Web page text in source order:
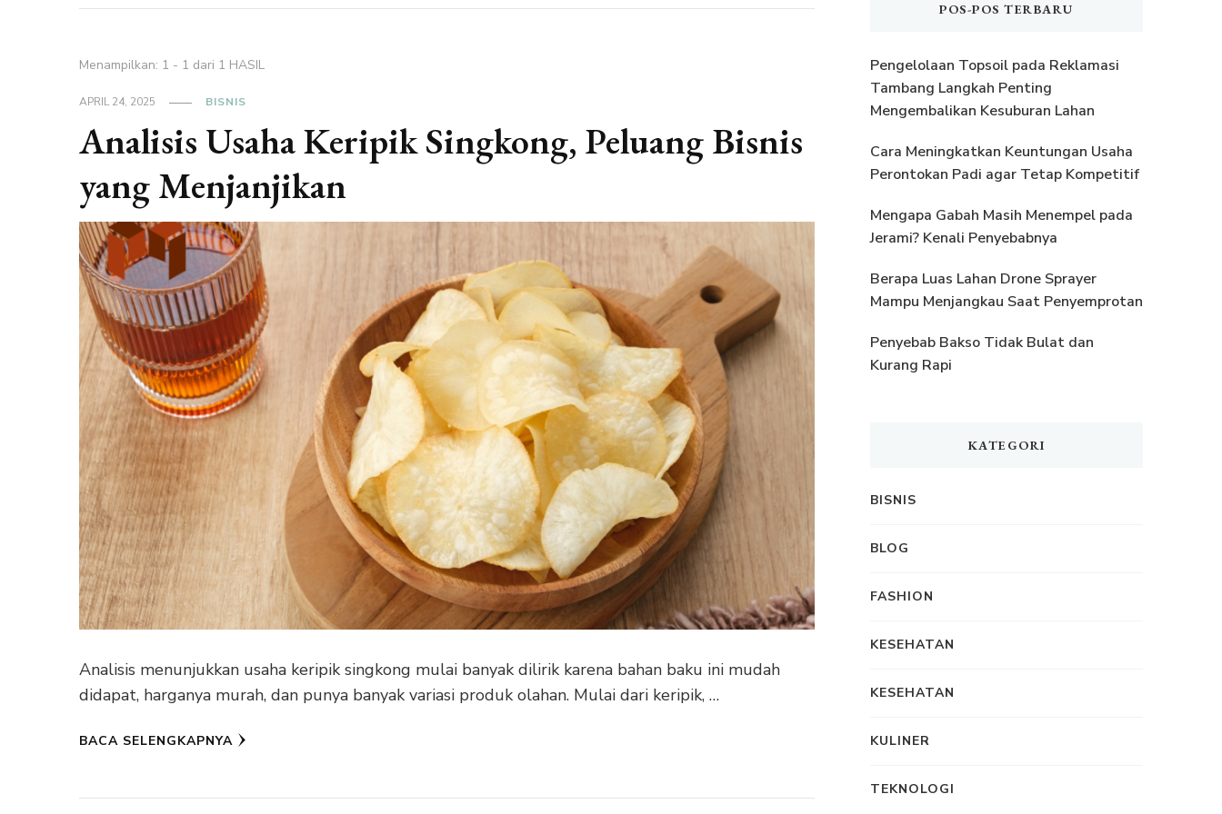
Menampilkan: 1 - 1 dari 1 HASIL
APRIL 24, 2025 BISNIS
Analisis Usaha Keripik Singkong, Peluang Bisnis
yang Menjanjikan
Analisis menunjukkan usaha keripik singkong mulai banyak dilirik karena bahan baku ini mudah
didapat, harganya murah, dan punya banyak variasi produk olahan. Mulai dari keripik, …
BACA SELENGKAPNYA
POS-POS TERBARU
Pengelolaan Topsoil pada Reklamasi
Tambang Langkah Penting
Mengembalikan Kesuburan Lahan
Cara Meningkatkan Keuntungan Usaha
Perontokan Padi agar Tetap Kompetitif
Mengapa Gabah Masih Menempel pada
Jerami? Kenali Penyebabnya
Berapa Luas Lahan Drone Sprayer
Mampu Menjangkau Saat Penyemprotan
Penyebab Bakso Tidak Bulat dan
Kurang Rapi
KATEGORI
BISNIS
BLOG
FASHION
KESEHATAN
KESEHATAN
KULINER
TEKNOLOGI